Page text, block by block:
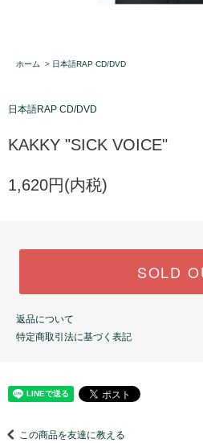
ホーム > 日本語RAP CD/DVD
日本語RAP CD/DVD
KAKKY "SICK VOICE"
1,620円(内税)
SOLD
返品について
特定商取引法に基づく表記
この商品を友達に教える